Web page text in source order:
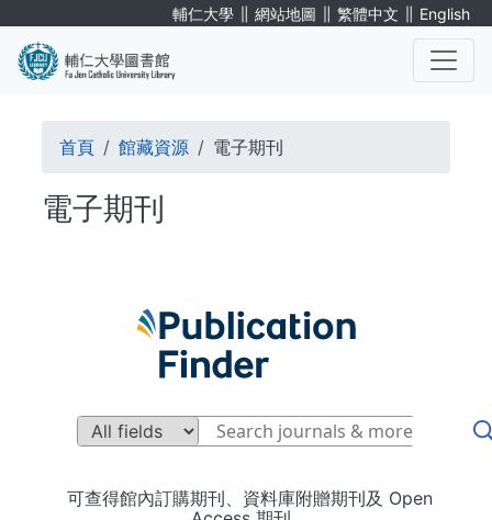
輔仁大學 ∥ 網站地圖 ∥ 繁體中文 ∥ English
導
航
連
首頁 館藏資源 電子期刊
電子期刊
可查得館內訂購期刊、資料庫附贈期刊及 Open